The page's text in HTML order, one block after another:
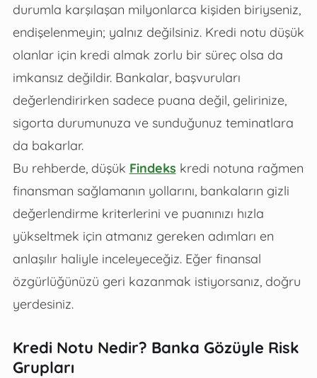
durumla karşılaşan milyonlarca kişiden biriyseniz,
endişelenmeyin; yalnız değilsiniz. Kredi notu düşük
olanlar için kredi almak zorlu bir süreç olsa da
imkansız değildir. Bankalar, başvuruları
değerlendirirken sadece puana değil, gelirinize,
sigorta durumunuza ve sunduğunuz teminatlara
da bakarlar.
Bu rehberde, düşük Findeks kredi notuna rağmen
finansman sağlamanın yollarını, bankaların gizli
değerlendirme kriterlerini ve puanınızı hızla
yükseltmek için atmanız gereken adımları en
anlaşılır haliyle inceleyeceğiz. Eğer finansal
özgürlüğünüzü geri kazanmak istiyorsanız, doğru
yerdesiniz.
Kredi Notu Nedir? Banka Gözüyle Risk
Grupları